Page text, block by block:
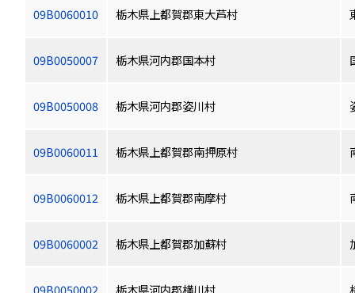
09B0060010 栃木県上都賀郡東大芦村
09B0050007 栃木県河内郡国本村
09B0050008 栃木県河内郡姿川村
09B0060011 栃木県上都賀郡南押原村
09B0060012 栃木県上都賀郡南摩村
09B0060002 栃木県上都賀郡加蘇村
09B0050002 栃木県河内郡横川村